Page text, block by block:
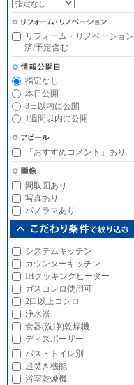
リフォーム・リノベーション
済/予定含む
指定なし
本日公開
3日以内に公開
1週間以内に公開
「おすすめコメント」あり
間取図あり
写真あり
パノラマあり
システムキッチン
カウンターキッチン
IHクッキングヒーター
ガスコンロ使用可
2口以上コンロ
浄水器
食器(洗浄)乾燥機
ディスポーザー
バス・トイレ別
追焚き機能
浴室乾燥機